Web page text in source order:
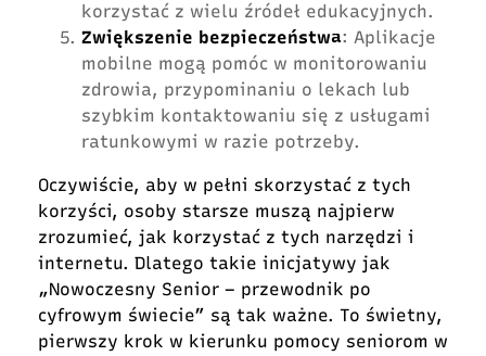
korzystać z wielu źródeł edukacyjnych.
Zwiększenie bezpieczeństwa: Aplikacje
mobilne mogą pomóc w monitorowaniu
zdrowia, przypominaniu o lekach lub
szybkim kontaktowaniu się z usługami
ratunkowymi w razie potrzeby.
Oczywiście, aby w pełni skorzystać z tych
korzyści, osoby starsze muszą najpierw
zrozumieć, jak korzystać z tych narzędzi i
internetu. Dlatego takie inicjatywy jak
„Nowoczesny Senior – przewodnik po
cyfrowym świecie” są tak ważne. To świetny,
pierwszy krok w kierunku pomocy seniorom w